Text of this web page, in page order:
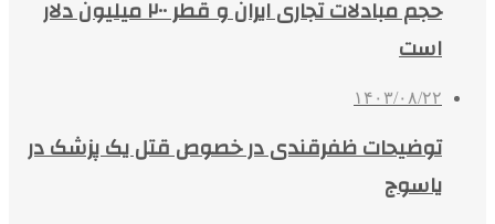
حجم مبادلات تجاری ایران و قطر ۲۰۰ میلیون دلار
است
۱۴۰۳/۰۸/۲۲
توضیحات ظفرقندی در خصوص قتل یک پزشک در
یاسوج